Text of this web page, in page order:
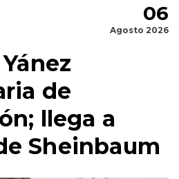
06
Agosto 2026
de
llega a
Sheinbaum